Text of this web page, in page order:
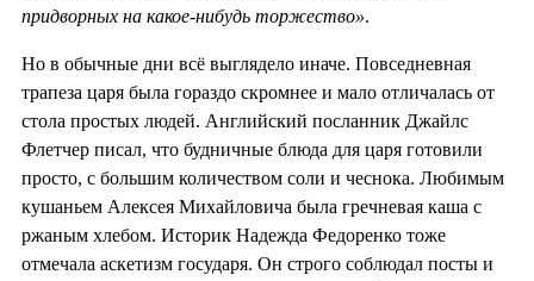
придворных на какое-нибудь торжество».
Но в обычные дни всё выглядело иначе. Повседневная
трапеза царя была гораздо скромнее и мало отличалась от
стола простых людей. Английский посланник Джайлс
Флетчер писал, что будничные блюда для царя готовили
просто, с большим количеством соли и чеснока. Любимым
кушаньем Алексея Михайловича была гречневая каша с
ржаным хлебом. Историк Надежда Федоренко тоже
отмечала аскетизм государя. Он строго соблюдал посты и